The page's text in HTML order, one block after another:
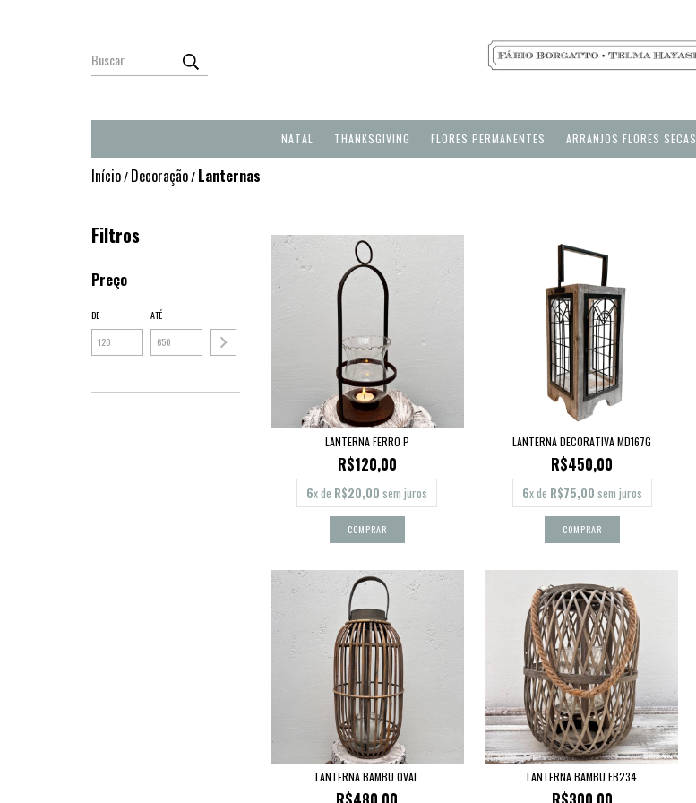
NATAL THANKSGIVING FLORES PERMANENTES ARRANJOS FLORES SECAS
Início/Decoração/Lanternas
Filtros
Preço
DE ATÉ
LANTERNA FERRO P
R$120,00
6x de R$20,00 sem juros
LANTERNA DECORATIVA MD167G
R$450,00
6x de R$75,00 sem juros
LANTERNA BAMBU OVAL LANTERNA BAMBU FB234